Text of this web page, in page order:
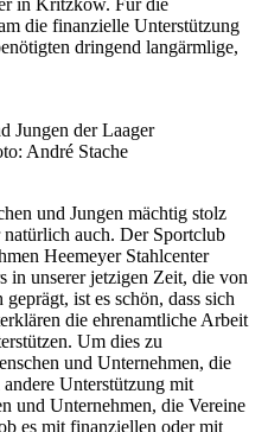
die finanzielle Unterstützung
dringend langärmlige,
Jungen der Laager
André Stache
und Jungen mächtig stolz
auch. Der Sportclub
Heemeyer Stahlcenter
in unserer jetzigen Zeit, die von
ist es schön, dass sich
die ehrenamtliche Arbeit
Um dies zu
und Unternehmen, die
Unterstützung mit
und Unternehmen, die Vereine
es mit finanziellen oder mit